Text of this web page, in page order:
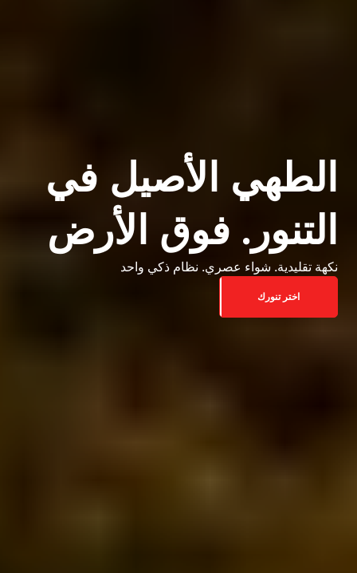
الطهي الأصيل في
التنور. فوق الأرض
نكهة تقليدية. شواء عصري. نظام ذكي واحد
اختر تنورك